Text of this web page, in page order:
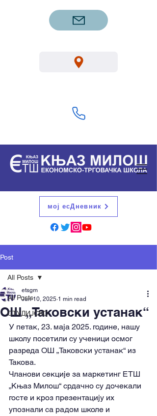
мој есДневник
Post
All Posts
СТУДИЈСКО
All Posts
ОШ „Таковски устанак“
etsgm
Jun 10, 2025 1 min read
У петак, 23. маја 2025. године, нашу
школу посетили су ученици осмог
разреда ОШ „Таковски устанак“ из
Такова.
Чланови секције за маркетинг ЕТШ
„Књаз Милош“ срдачно су дочекали
госте и кроз презентацију их
упознали са радом школе и